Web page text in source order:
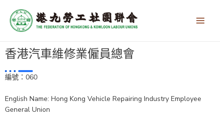
香港汽車維修業僱員總會
編號：060
English Name: Hong Kong Vehicle Repairing Industry Employee
General Union